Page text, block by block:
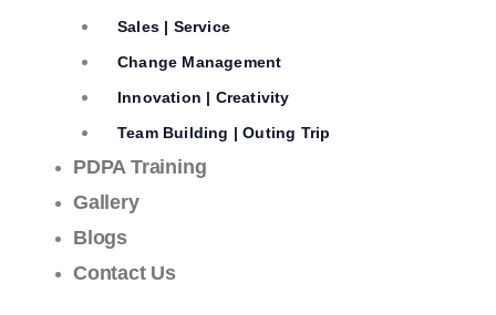
Sales | Service
Change Management
Innovation | Creativity
Team Building | Outing Trip
PDPA Training
Gallery
Blogs
Contact Us